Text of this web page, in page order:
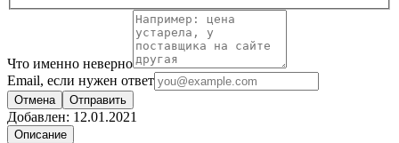
Что именно неверно
Email, если нужен ответ
Отмена Отправить
Добавлен: 12.01.2021
Описание